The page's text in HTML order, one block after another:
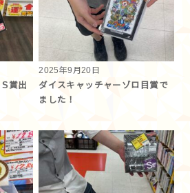
S賞出
2025年9月20日
ダイスキャッチャーゾロ目賞で
ました！